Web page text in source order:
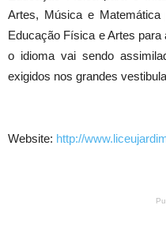
Artes, Música e
Educação Física e Artes para
o idioma vai sendo
exigidos nos grandes
Website: http://